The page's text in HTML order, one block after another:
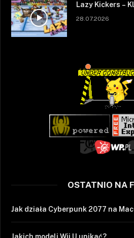
Lazy Kickers –
28.07.2026
OSTATNIO NA
Jak działa Cyberpunk 2077 na
Jakich modeli Wii U unikać?